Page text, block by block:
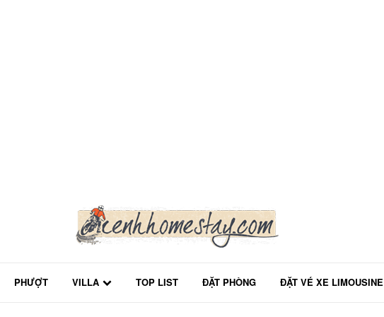
PHƯỢT VILLA TOP LIST ĐẶT PHÒNG ĐẶT VÉ XE LIMOUSINE